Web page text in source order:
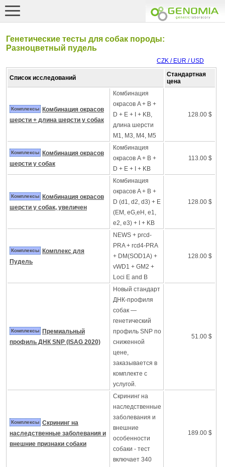
Генетические тесты для собак породы:
Разноцветный пудель
CZK / EUR / USD
Список исследований
Стандартная
цена
Комплексы
Комбинация окрасов
шерсти + длина шерсти у собак
Комбинация
окрасов A + B +
D + E + I + KB,
длина шерсти
M1, M3, M4, M5
128.00 $
Комплексы
Комбинация окрасов
шерсти у собак
Комбинация
окрасов A + B +
D + E + I + KB
113.00 $
Комплексы
Комбинация окрасов
шерсти у собак, увеличен
Комбинация
окрасов A + B +
D (d1, d2, d3) + E
(EM, eG,eH, e1,
e2, e3) + I + KB
128.00 $
Комплексы
Комплекс для
Пудель
NEWS + prcd-
PRA + rcd4-PRA
+ DM(SOD1A) +
vWD1 + GM2 +
Loci E and B
128.00 $
Комплексы
Премиальный
профиль ДНК SNP (ISAG 2020)
Новый стандарт
ДНК-профиля
собак —
генетический
профиль SNP по
сниженной
цене,
заказывается в
комплекте с
услугой.
51.00 $
Комплексы Скрининг на
наследственные заболевания и
внешние признаки собаки
Скрининг на
наследственные
заболевания и
внешние
особенности
собаки - тест
включает 340
189.00 $